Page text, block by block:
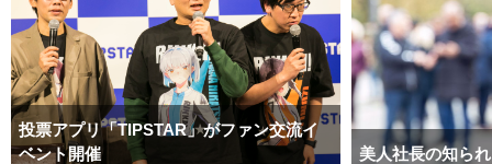
投票アプリ「TIPSTAR」がファン交流イ
ベント開催
美人社長の知ら